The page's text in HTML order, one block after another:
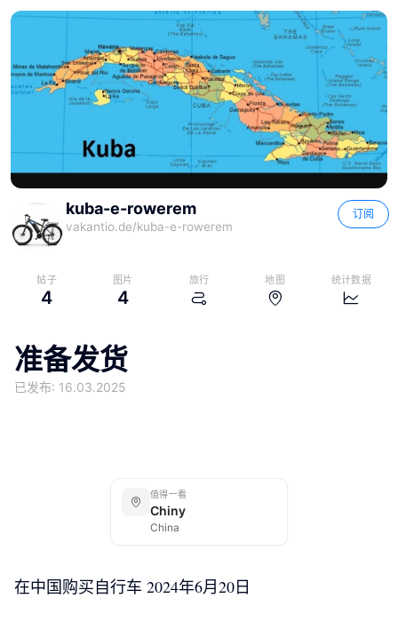
kuba-e-rowerem
vakantio.de/kuba-e-rowerem
订阅
帖子
4
图片
4
旅行 地图 统计数据
准备发货
已发布: 16.03.2025
值得一看
Chiny
China
在中国购买自行车 2024年6月20日